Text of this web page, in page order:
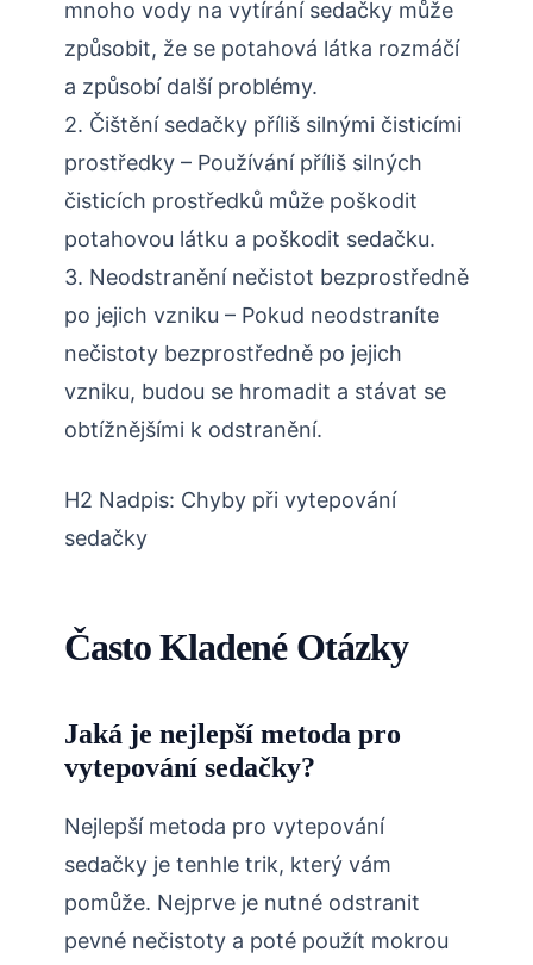
mnoho vody na vytírání sedačky může
způsobit, že se potahová látka rozmáčí
a způsobí další problémy.
2. Čištění sedačky příliš silnými čisticími
prostředky – Používání příliš silných
čisticích prostředků může poškodit
potahovou látku a poškodit sedačku.
3. Neodstranění nečistot bezprostředně
po jejich vzniku – Pokud neodstraníte
nečistoty bezprostředně po jejich
vzniku, budou se hromadit a stávat se
obtížnějšími k odstranění.
H2 Nadpis: Chyby při vytepování
sedačky
Často Kladené Otázky
Jaká je nejlepší metoda pro
vytepování sedačky?
Nejlepší metoda pro vytepování
sedačky je tenhle trik, který vám
pomůže. Nejprve je nutné odstranit
pevné nečistoty a poté použít mokrou